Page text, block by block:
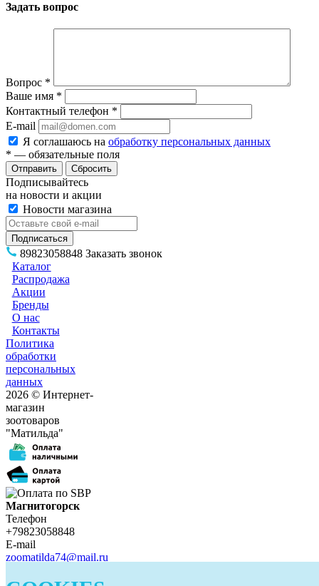
Задать вопрос
Вопрос *
Ваше имя *
Контактный телефон *
E-mail
Я соглашаюсь на обработку персональных данных
* — обязательные поля
Сбросить
Подписывайтесь
на новости и акции
Новости магазина
89823058848 Заказать звонок
Каталог
Распродажа
Акции
Бренды
О нас
Контакты
Политика
обработки
персональных
данных
2026 © Интернет-
магазин
зоотоваров
"Матильда"
Магнитогорск
Телефон
+79823058848
E-mail
zoomatilda74@mail.ru
Телефон